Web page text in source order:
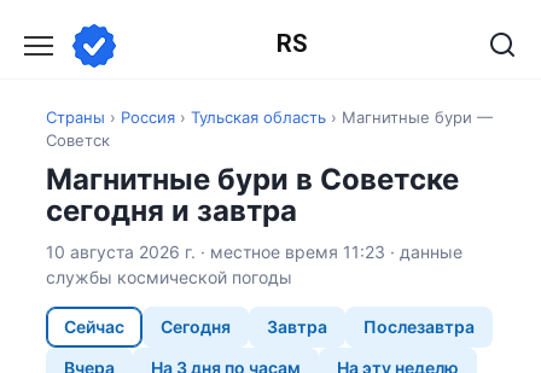
содержанию
RS
Страны › Россия › Тульская область › Магнитные бури —
Советск
Магнитные бури в Советске
сегодня и завтра
10 августа 2026 г. · местное время 11:23 · данные
службы космической погоды
Сейчас Сегодня Завтра
Послезавтра
Вчера
На 3 дня по часам
На эту неделю